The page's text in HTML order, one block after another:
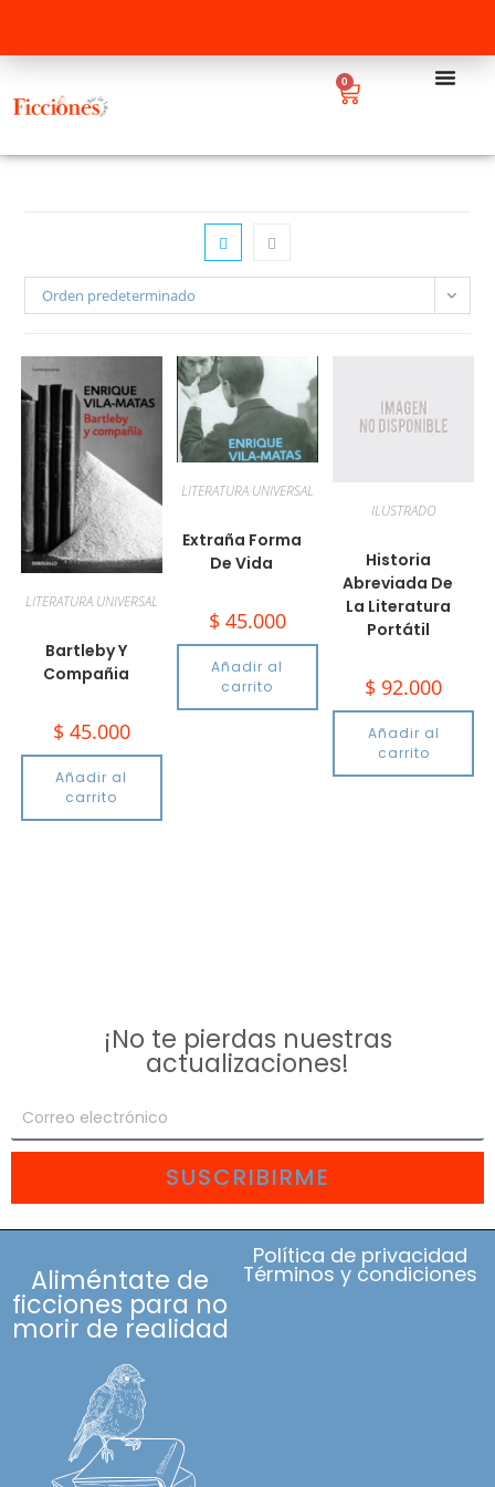
0
Orden predeterminado
LITERATURA UNIVERSAL
Bartleby Y
Compañia
$ 45.000
Añadir al
carrito
LITERATURA UNIVERSAL
Extraña Forma
De Vida
$ 45.000
Añadir al
carrito
ILUSTRADO
Historia
Abreviada De
La Literatura
Portátil
$ 92.000
Añadir al
carrito
¡No te pierdas nuestras
actualizaciones!
SUSCRIBIRME
Aliméntate de
ficciones para no
morir de realidad
Política de privacidad
Términos y condiciones